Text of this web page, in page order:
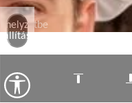
állítás